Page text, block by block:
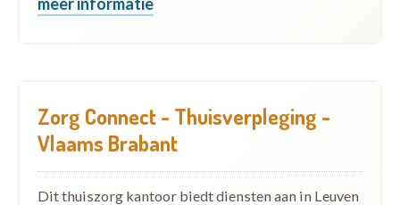
Zorg Connect - Thuisverpleging -
Vlaams Brabant
Dit thuiszorg kantoor biedt diensten aan in Leuven